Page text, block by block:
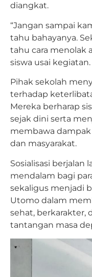
diangkat.
“Jangan sampai
tahu bahayanya.
tahu cara menolak
siswa usai kegiatan.
Pihak sekolah
terhadap
Mereka berharap
sejak dini serta
membawa
dan masyarakat.
Sosialisasi berjalan
mendalam bagi
sekaligus menjadi
Utomo dalam
sehat, berkarakter,
tantangan masa